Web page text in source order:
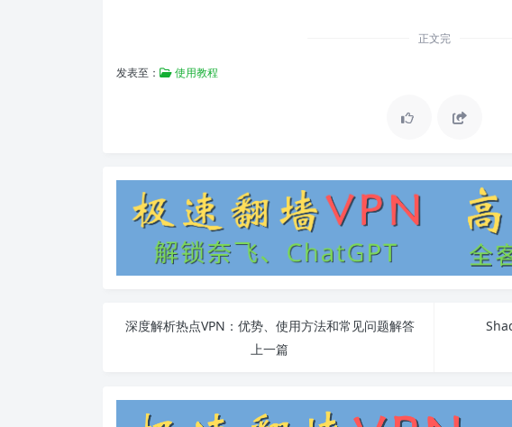
正文完
发表至： 使用教程
深度解析热点VPN：优势、使用方法和常见问题解答
上一篇